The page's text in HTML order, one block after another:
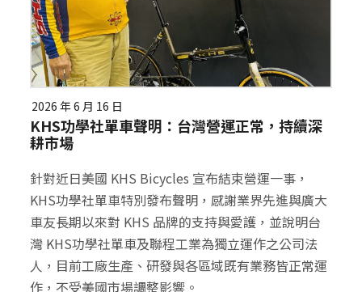
2026 年 6 月 16 日
KHS功學社單車聲明：台灣營運正常，持續深
耕市場
針對近日美國 KHS Bicycles 宣布結束營運一事，
KHS功學社單車特別發布聲明，感謝業界先進與廣大
車友長期以來對 KHS 品牌的支持與愛護，並說明台
灣 KHS功學社單車及聯程工業為獨立運作之公司法
人，目前工廠生產、研發與各區域既有業務皆正常運
作，不受美國市場調整影響。